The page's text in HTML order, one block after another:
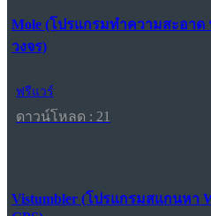
Mole (โปรแกรมทำความสะอาด
วงจร)
ฟรีแวร์
ดาวน์โหลด : 21
Vistumbler (โปรแกรมสแกนหา